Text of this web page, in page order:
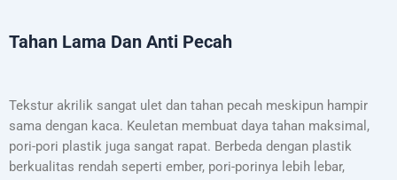
Tahan Lama Dan Anti Pecah
Tekstur akrilik sangat ulet dan tahan pecah meskipun hampir
sama dengan kaca. Keuletan membuat daya tahan maksimal,
pori-pori plastik juga sangat rapat. Berbeda dengan plastik
berkualitas rendah seperti ember, pori-porinya lebih lebar,